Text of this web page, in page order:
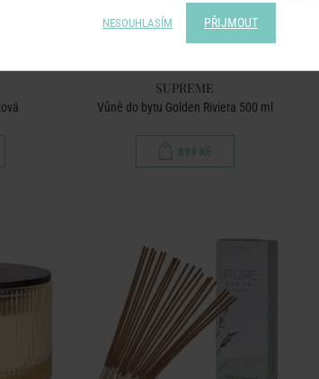
SUPREME
Vůně do bytu Golden Riviera 500 ml
899 Kč
NESOUHLASÍM PŘIJMOUT